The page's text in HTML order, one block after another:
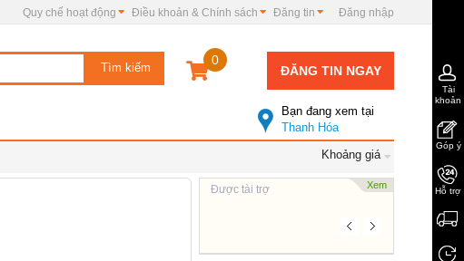
Đăng nhập
Đăng tin
Điều khoản & Chính sách
Quy chế hoạt động
0
ĐĂNG TIN NGAY
Bạn đang xem tại
Thanh Hóa
Khoảng giá
Được tài trợ Xem
Tài
khoản
Góp ý
Hỗ trợ